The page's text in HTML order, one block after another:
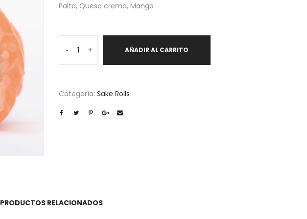
Palta, Queso crema, Mango
-
cantidad+ AÑADIR AL CARRITO
Categoría: Sake Rolls
PRODUCTOS RELACIONADOS